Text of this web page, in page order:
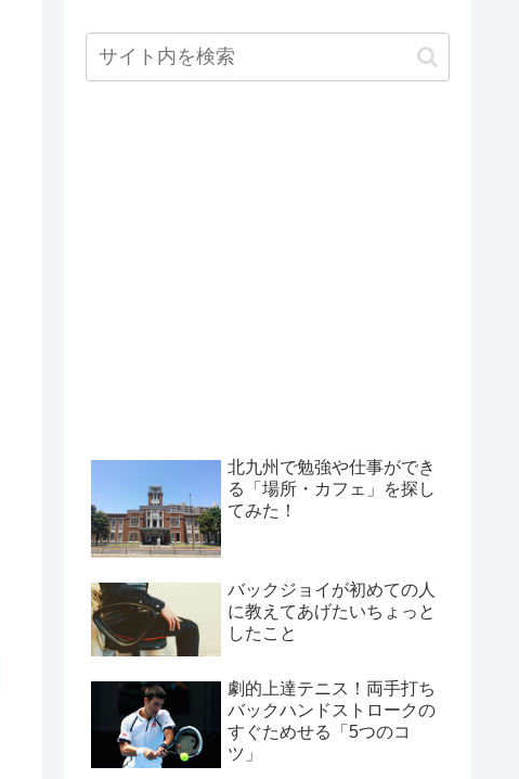
北九州で勉強や仕事ができ
る「場所・カフェ」を探し
てみた！
バックジョイが初めての人
に教えてあげたいちょっと
したこと
劇的上達テニス！両手打ち
バックハンドストロークの
すぐためせる「5つのコ
ツ」